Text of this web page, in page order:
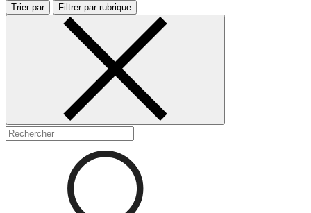
Trier par Filtrer par rubrique